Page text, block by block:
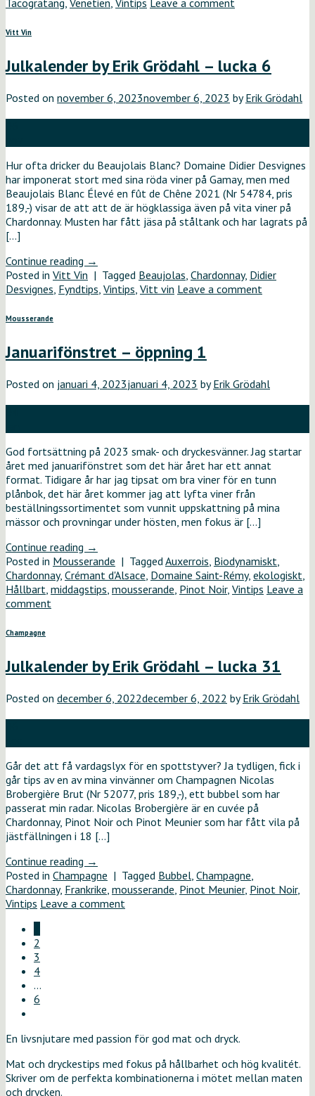
Tacogratäng, Venetien, Vintips Leave a comment
Vitt Vin
Julkalender by Erik Grödahl – lucka 6
Posted on november 6, 2023november 6, 2023 byErik Grödahl
Hur ofta dricker du Beaujolais Blanc? Domaine Didier Desvignes
har imponerat stort med sina röda viner på Gamay, men med
Beaujolais Blanc Élevé en fût de Chêne 2021 (Nr 54784, pris
189,-) visar de att att de är högklassiga även på vita viner på
Chardonnay. Musten har fått jäsa på ståltank och har lagrats på
[…]
Continue reading →
Posted in Vitt Vin | Tagged Beaujolas, Chardonnay, Didier
Desvignes, Fyndtips, Vintips, Vitt vin Leave a comment
Mousserande
Januarifönstret – öppning 1
Posted on januari 4, 2023januari 4, 2023 byErik Grödahl
God fortsättning på 2023 smak- och dryckesvänner. Jag startar
året med januarifönstret som det här året har ett annat
format. Tidigare år har jag tipsat om bra viner för en tunn
plånbok, det här året kommer jag att lyfta viner från
beställningssortimentet som vunnit uppskattning på mina
mässor och provningar under hösten, men fokus är […]
Continue reading →
Posted in Mousserande | TaggedAuxerrois, Biodynamiskt,
Chardonnay, Crémant d'Alsace, Domaine Saint-Rémy, ekologiskt,
Hållbart, middagstips, mousserande, Pinot Noir, Vintips Leave a
comment
Champagne
Julkalender by Erik Grödahl – lucka 31
Posted on december 6, 2022december 6, 2022 byErik Grödahl
Går det att få vardagslyx för en spottstyver? Ja tydligen, fick i
går tips av en av mina vinvänner om Champagnen Nicolas
Brobergière Brut (Nr 52077, pris 189,-), ett bubbel som har
passerat min radar. Nicolas Brobergière är en cuvée på
Chardonnay, Pinot Noir och Pinot Meunier som har fått vila på
jästfällningen i 18 […]
Continue reading →
Posted in Champagne | Tagged Bubbel Champagne
Chardonnay, Frankrike mousserande Pinot Meunier, Pinot Noir,
Vintips Leave a comment
2
3
4
…
6
En livsnjutare med passion för god mat och dryck.
Mat och dryckestips med fokus på hållbarhet och hög kvalitét.
Skriver om de perfekta kombinationerna i mötet mellan maten
och drycken.